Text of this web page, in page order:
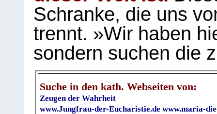
Schranke, die uns
trennt. »Wir haben
sondern suchen die
Suche in den kath. Webseiten von:
Zeugen der Wahrheit
www.Jungfrau-der-Eucharistie.de www.maria-